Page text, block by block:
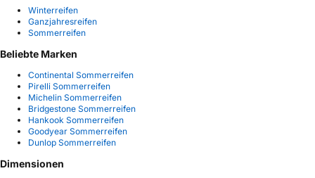
Winterreifen
Ganzjahresreifen
Sommerreifen
Beliebte Marken
Continental Sommerreifen
Pirelli Sommerreifen
Michelin Sommerreifen
Bridgestone Sommerreifen
Hankook Sommerreifen
Goodyear Sommerreifen
Dunlop Sommerreifen
Dimensionen